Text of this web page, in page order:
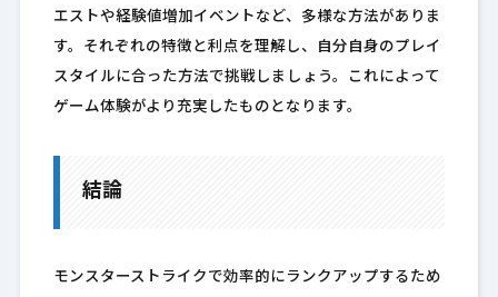
エストや経験値増加イベントなど、多様な方法がありま
す。それぞれの特徴と利点を理解し、自分自身のプレイ
スタイルに合った方法で挑戦しましょう。これによって
ゲーム体験がより充実したものとなります。
結論
モンスターストライクで効率的にランクアップするため